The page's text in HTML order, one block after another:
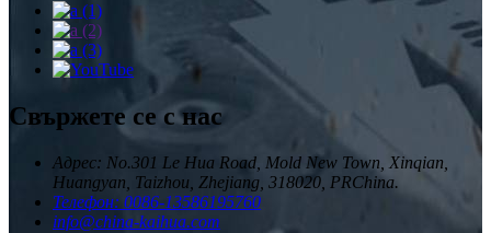
Свържете се с нас
Адрес: No.301 Le Hua Road, Mold New Town, Xinqian,
Huangyan, Taizhou, Zhejiang, 318020, PRChina.
Телефон: 0086-13586195760
info@china-kaihua.com